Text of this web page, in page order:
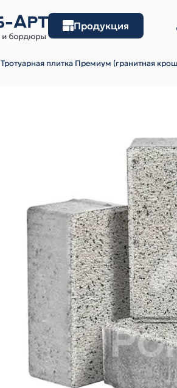
Продукция
Тротуарная плитка Премиум (гранитная